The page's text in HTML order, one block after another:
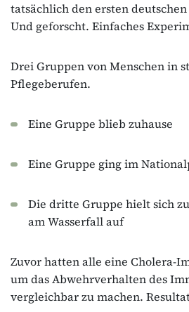
tatsächlich den ersten
Und geforscht. Einfaches
Drei Gruppen von Menschen in
Pflegeberufen.
Eine Gruppe blieb zuhause
Eine Gruppe ging im
Die dritte Gruppe hielt sich
am Wasserfall auf
Zuvor hatten alle eine Cholera-
um das Abwehrverhalten des
vergleichbar zu machen.